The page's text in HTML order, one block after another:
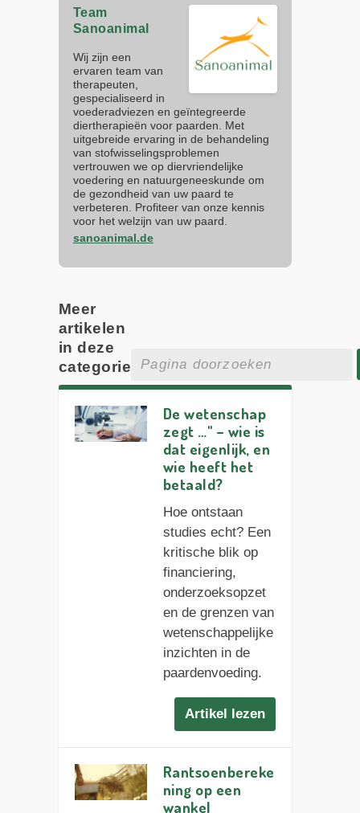
Team
Sanoanimal
Wij zijn een
ervaren team van
therapeuten,
gespecialiseerd in
voederadviezen en geïntegreerde
diertherapieën voor paarden. Met
uitgebreide ervaring in de behandeling
van stofwisselingsproblemen
vertrouwen we op diervriendelijke
voedering en natuurgeneeskunde om
de gezondheid van uw paard te
verbeteren. Profiteer van onze kennis
voor het welzijn van uw paard.
sanoanimal.de
Meer
artikelen
in deze
categorie
De wetenschap
zegt …" – wie is
dat eigenlijk, en
wie heeft het
betaald?
Hoe ontstaan
studies echt? Een
kritische blik op
financiering,
onderzoeksopzet
en de grenzen van
wetenschappelijke
inzichten in de
paardenvoeding.
Artikel lezen
Rantsoenbereke
ning op een
wankel